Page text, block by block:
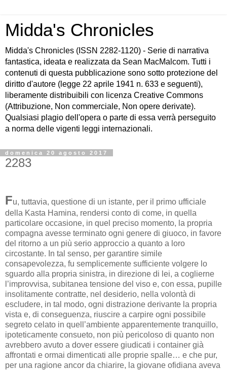
Midda's Chronicles
Midda's Chronicles (ISSN 2282-1120) - Serie di narrativa
fantastica, ideata e realizzata da Sean MacMalcom. Tutti i
contenuti di questa pubblicazione sono sotto protezione del
diritto d'autore (legge 22 aprile 1941 n. 633 e seguenti),
liberamente distribuibili con licenza Creative Commons
(Attribuzione, Non commerciale, Non opere derivate).
Qualsiasi plagio dell'opera o parte di essa verrà perseguito
a norma delle vigenti leggi internazionali.
domenica 20 agosto 2017
2283
Fu, tuttavia, questione di un istante, per il primo ufficiale
della Kasta Hamina, rendersi conto di come, in quella
particolare occasione, in quel preciso momento, la propria
compagna avesse terminato ogni genere di giuoco, in favore
del ritorno a un più serio approccio a quanto a loro
circostante. In tal senso, per garantire simile
consapevolezza, fu semplicemente sufficiente volgere lo
sguardo alla propria sinistra, in direzione di lei, a coglierne
l’improvvisa, subitanea tensione del viso e, con essa, pupille
insolitamente contratte, nel desiderio, nella volontà di
escludere, in tal modo, ogni distrazione derivante la propria
vista e, di conseguenza, riuscire a carpire ogni possibile
segreto celato in quell’ambiente apparentemente tranquillo,
ipoteticamente consueto, non più pericoloso di quanto non
avrebbero avuto a dover essere giudicati i container già
affrontati e ormai dimenticati alle proprie spalle… e che pur,
per una ragione ancor da chiarire, la giovane ofidiana aveva